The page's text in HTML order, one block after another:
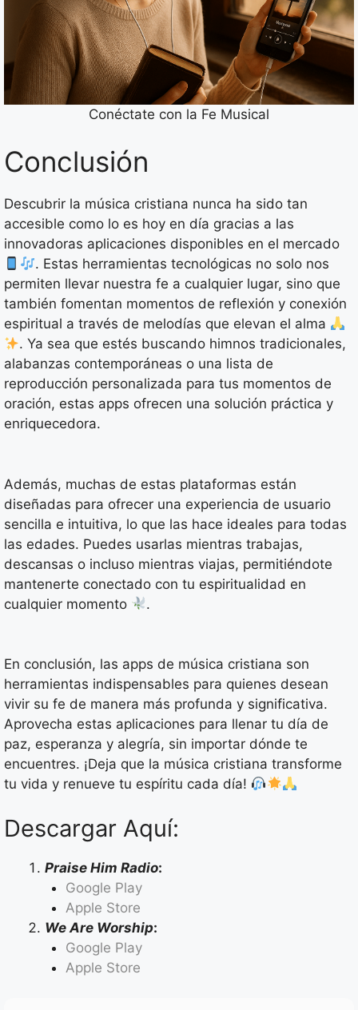
Conéctate con la Fe Musical
Conclusión
Descubrir la música cristiana nunca ha sido tan
accesible como lo es hoy en día gracias a las
innovadoras aplicaciones disponibles en el mercado
. Estas herramientas tecnológicas no solo nos
permiten llevar nuestra fe a cualquier lugar, sino que
también fomentan momentos de reflexión y conexión
espiritual a través de melodías que elevan el alma
. Ya sea que estés buscando himnos tradicionales,
alabanzas contemporáneas o una lista de
reproducción personalizada para tus momentos de
oración, estas apps ofrecen una solución práctica y
enriquecedora.
Además, muchas de estas plataformas están
diseñadas para ofrecer una experiencia de usuario
sencilla e intuitiva, lo que las hace ideales para todas
las edades. Puedes usarlas mientras trabajas,
descansas o incluso mientras viajas, permitiéndote
mantenerte conectado con tu espiritualidad en
cualquier momento
.
En conclusión, las apps de música cristiana son
herramientas indispensables para quienes desean
vivir su fe de manera más profunda y significativa.
Aprovecha estas aplicaciones para llenar tu día de
paz, esperanza y alegría, sin importar dónde te
encuentres. ¡Deja que la música cristiana transforme
tu vida y renueve tu espíritu cada día!
Descargar Aquí:
Praise Him Radio:
Google Play
Apple Store
We Are Worship:
Google Play
Apple Store